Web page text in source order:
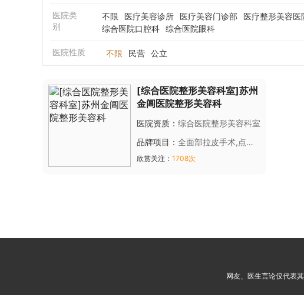
医院类
别
不限 医疗美容诊所 医疗美容门诊部 医疗整形美容医
综合医院口腔科
综合医院眼科
医院性质 不限 民营 公立
[综合医院整形美容科室]苏州
金阊医院整形美容科
医院资质： 综合医院整形美容科室
品牌项目： 全面部拉皮手术,点痣,
胎记,雀斑,种植牙,冷光牙齿美白,
欣赏关注： 1708次
网友、医生言论仅代表